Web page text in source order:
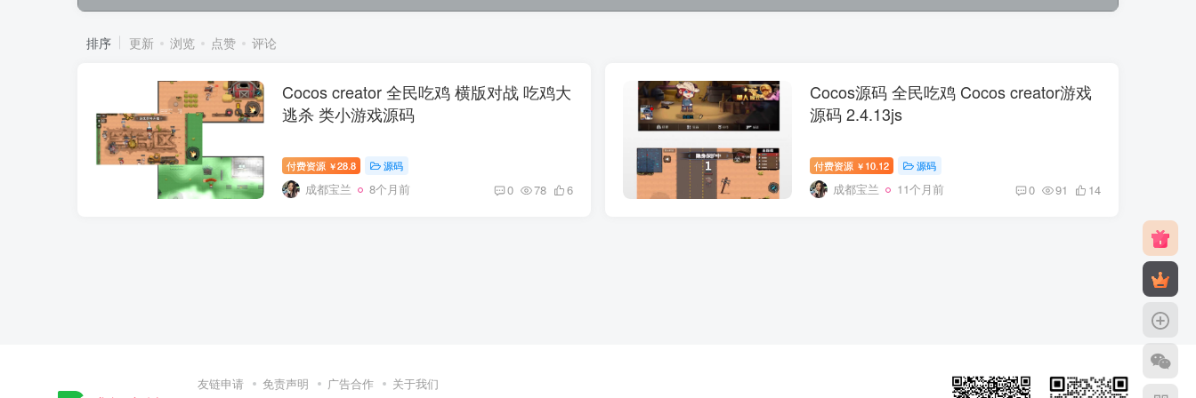
排序 更新 浏览 点赞 评论
Cocos creator 全民吃鸡 横版对战 吃鸡大
逃杀 类小游戏源码
付费资源 ￥28.8 源码
成都宝兰 8个月前 0 78 6
Cocos源码 全民吃鸡 Cocos creator游戏
源码 2.4.13js
付费资源 ￥ 10.12 源码
成都宝兰 11个月前 0 91 14
友链申请 免责声明 广告合作 关于我们